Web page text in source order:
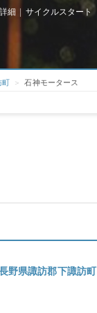
細 | サイクルスタート
町 石神モータース
野県諏訪郡下諏訪町